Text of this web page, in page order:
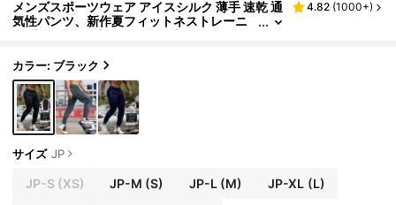
メンズスポーツウェア アイスシルク 薄手 速乾 通
気性パンツ、新作夏フィットネストレーニ
ング ランニング バスケットボール ドロース
ジョガーブラック春
4.82 (1000+)
カラー: ブラック
サイズ JP
JP-S (XS) JP-M (S) JP-L(M) JP-XL (L)